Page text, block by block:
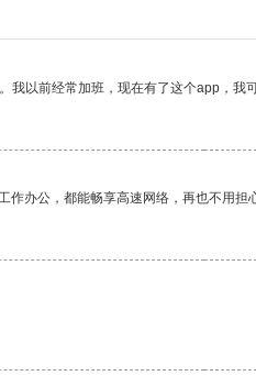
以前经常加班，现在有了这个app，我
办公，都能畅享高速网络，再也不用担